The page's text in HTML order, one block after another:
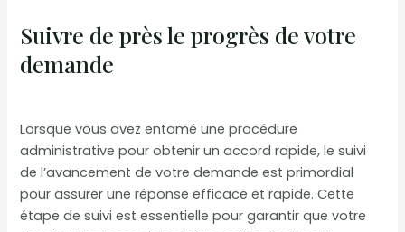
Suivre de près le progrès de votre
demande
Lorsque vous avez entamé une procédure
administrative pour obtenir un accord rapide, le suivi
de l’avancement de votre demande est primordial
pour assurer une réponse efficace et rapide. Cette
étape de suivi est essentielle pour garantir que votre